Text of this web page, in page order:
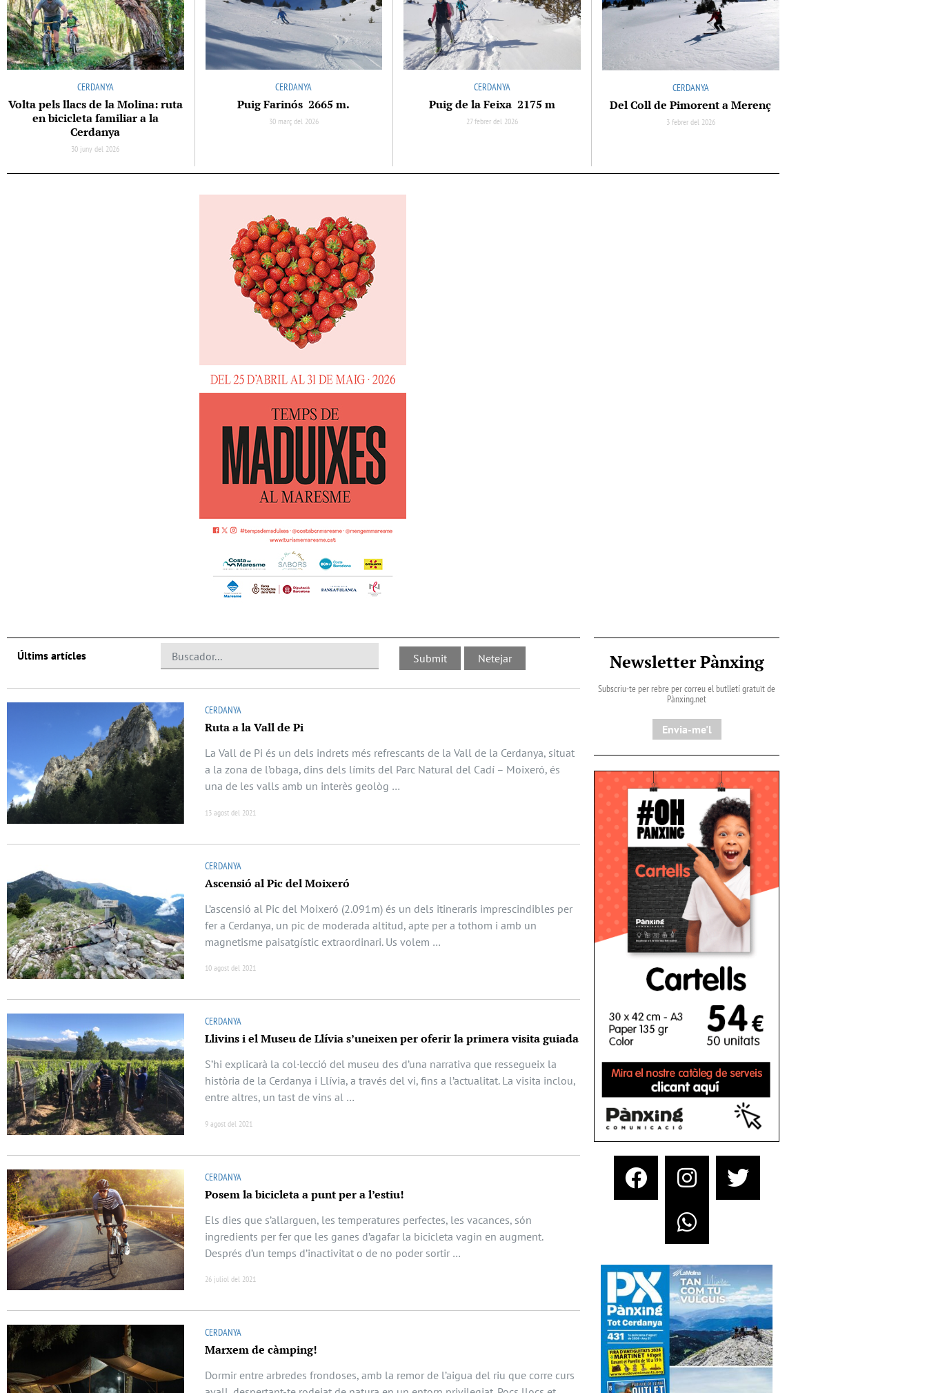
CERDANYA
Volta pels llacs de la Molina: ruta
en bicicleta familiar a la
Cerdanya
30 juny del 2026
CERDANYA
Puig Farinós 2665 m.
30 març del 2026
CERDANYA
Puig de la Feixa 2175 m
27 febrer del 2026
CERDANYA
Del Coll de Pimorent a Merenç
3 febrer del 2026
Últims artícles
CERDANYA
Ruta a la Vall de Pi
La Vall de Pi és un dels indrets més refrescants de la Vall de la Cerdanya, situat
a la zona de l’obaga, dins dels límits del Parc Natural del Cadí – Moixeró, és
una de les valls amb un interès geològ …
13 agost del 2021
CERDANYA
Ascensió al Pic del Moixeró
L’ascensió al Pic del Moixeró (2.091m) és un dels itineraris imprescindibles per
fer a Cerdanya, un pic de moderada altitud, apte per a tothom i amb un
magnetisme paisatgístic extraordinari. Us volem …
10 agost del 2021
CERDANYA
Llivins i el Museu de Llívia s’uneixen per oferir la primera visita guiada
S’hi explicarà la col·lecció del museu des d’una narrativa que ressegueix la
història de la Cerdanya i Llívia, a través del vi, fins a l’actualitat. La visita inclou,
entre altres, un tast de vins al …
9 agost del 2021
CERDANYA
Posem la bicicleta a punt per a l’estiu!
Els dies que s’allarguen, les temperatures perfectes, les vacances, són
ingredients per fer que les ganes d’agafar la bicicleta vagin en augment.
Després d’un temps d’inactivitat o de no poder sortir …
26 juliol del 2021
CERDANYA
Marxem de càmping!
Dormir entre arbredes frondoses, amb la remor de l’aigua del riu que corre curs
Newsletter Pànxing
Subscriu-te per rebre per correu el butlletí gratuït de
Pànxing.net​
Envia-me'l